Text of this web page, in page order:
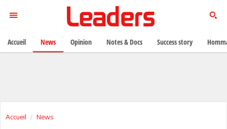
Accueil News
Accueil News Opinion Notes & Docs Success story